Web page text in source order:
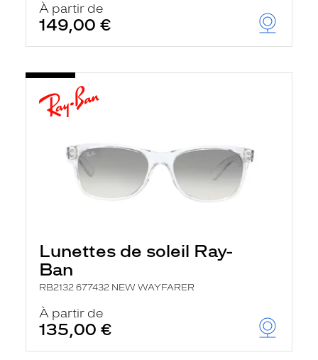
À partir de
149,00 €
Lunettes de soleil Ray-
Ban
RB2132 677432 NEW WAYFARER
À partir de
135,00 €